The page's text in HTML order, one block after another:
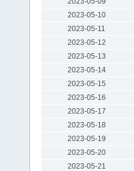
2023-05-10
2023-05-11
2023-05-12
2023-05-13
2023-05-14
2023-05-15
2023-05-16
2023-05-17
2023-05-18
2023-05-19
2023-05-20
2023-05-21